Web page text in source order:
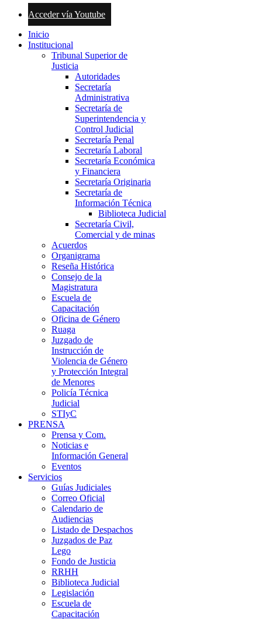
Acceder vía Youtube
Inicio
Institucional
Tribunal Superior de
Justicia
Autoridades
Secretaría
Administrativa
Secretaría de
Superintendencia y
Control Judicial
Secretaría Penal
Secretaría Laboral
Secretaría Económica
y Financiera
Secretaría Originaria
Secretaría de
Información Técnica
Biblioteca Judicial
Secretaría Civil,
Comercial y de minas
Acuerdos
Organigrama
Reseña Histórica
Consejo de la
Magistratura
Escuela de
Capacitación
Oficina de Género
Ruaga
Juzgado de
Instrucción de
Violencia de Género
y Protección Integral
de Menores
Policía Técnica
Judicial
STIyC
PRENSA
Prensa y Com.
Noticias e
Información General
Eventos
Servicios
Guías Judiciales
Correo Oficial
Calendario de
Audiencias
Listado de Despachos
Juzgados de Paz
Lego
Fondo de Justicia
RRHH
Biblioteca Judicial
Legislación
Escuela de
Capacitación